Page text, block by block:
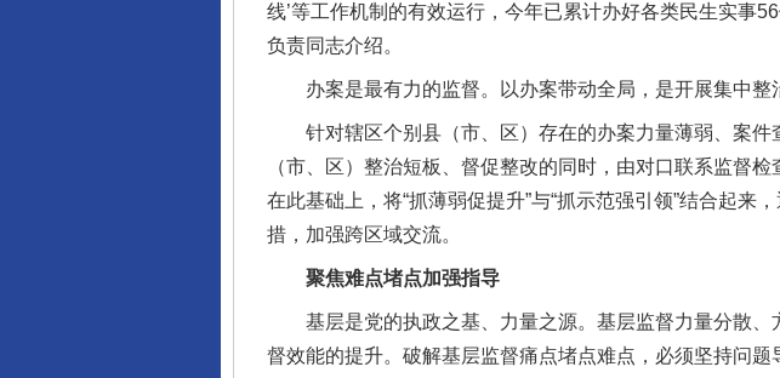
线’等工作机制的有效运行，今年已累计办好各类民生实事
负责同志介绍。
办案是最有力的监督。以办案带动全局，是开展集中整
针对辖区个别县（市、区）存在的办案力量薄弱、案件
（市、区）整治短板、督促整改的同时，由对口联系监督
在此基础上，将“抓薄弱促提升”与“抓示范强引领”结合起
措，加强跨区域交流。
聚焦难点堵点加强指导
基层是党的执政之基、力量之源。基层监督力量分散、
督效能的提升。破解基层监督痛点堵点难点，必须坚持问